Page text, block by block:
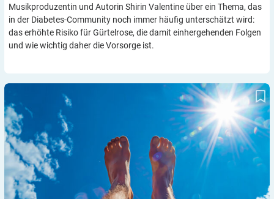
Musikproduzentin und Autorin Shirin Valentine über ein Thema, das
in der Diabetes-Community noch immer häufig unterschätzt wird:
das erhöhte Risiko für Gürtelrose, die damit einhergehenden Folgen
und wie wichtig daher die Vorsorge ist.
Fußproblemen bei Diabetes vorbeugen: Füße – zwischen
Verdrängung und Fürsorge